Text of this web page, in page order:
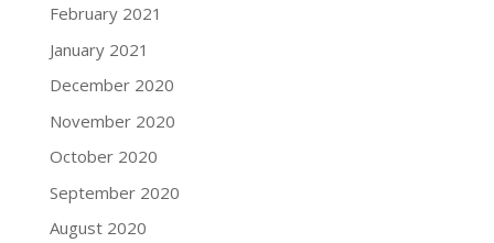
February 2021
January 2021
December 2020
November 2020
October 2020
September 2020
August 2020